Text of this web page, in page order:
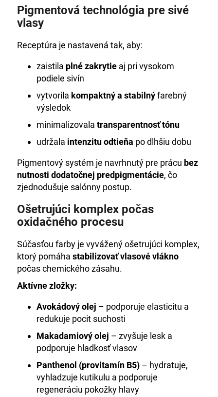
Pigmentová technológia pre sivé
vlasy
Receptúra je nastavená tak, aby:
zaistila plné zakrytie aj pri vysokom
podiele sivín
vytvorila kompaktný a stabilnýfarebný
výsledok
minimalizovala transparentnosť tónu
udržala intenzitu odtieňa po dlhšiu dobu
Pigmentový systém je navrhnutý pre prácu bez
nutnosti dodatočnej predpigmentácie, čo
zjednodušuje salónny postup.
Ošetrujúci komplex počas
oxidačného procesu
Súčasťou farby je vyvážený ošetrujúci komplex,
ktorý pomáha stabilizovať vlasové vlákno
počas chemického zásahu.
Aktívne zložky:
Avokádový olej – podporuje elasticitu a
redukuje pocit suchosti
Makadamiový olej – zvyšuje lesk a
podporuje hladkosť vlasov
Panthenol (provitamín B5) – hydratuje,
vyhladzuje kutikulu a podporuje
regeneráciu pokožky hlavy
€43,43